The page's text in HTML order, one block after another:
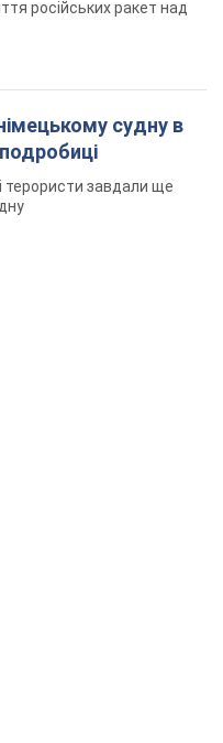
російських ракет над
судну в
терористи завдали ще